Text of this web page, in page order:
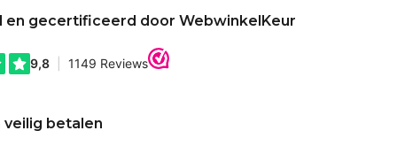
en gecertificeerd door WebwinkelKeur
veilig betalen